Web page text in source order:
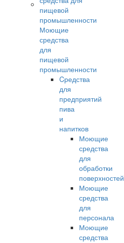
Моющие
средства
для
пищевой
промышленности
Cредства
для
предприятий
пива
и
напитков
Моющие
средства
для
обработки
поверхностей
Моющие
средства
для
персонала
Моющие
средства